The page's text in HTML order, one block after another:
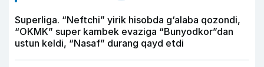
Superliga. “Neftchi” yirik hisobda g‘alaba qozondi,
“OKMK” super kambek evaziga “Bunyodkor”dan
ustun keldi, “Nasaf” durang qayd etdi